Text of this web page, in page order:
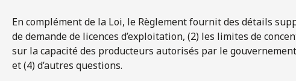
En complément de la Loi, le Règlement fournit des détails
de demande de licences d’exploitation, (2) les limites de
sur la capacité des producteurs autorisés par le
et (4) d’autres questions.